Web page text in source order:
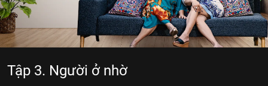
Tập 3. Người ở nhờ